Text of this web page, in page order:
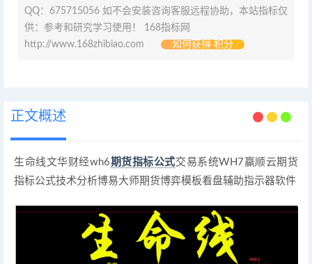
QQ：675715056 如不会安装咨询客服远程协助，本站指标仅
供：参考和研究学习使用！ 168指标网
http://www.168zhibiao.com
如何获得 积分
正文概述
生命线文华财经wh6期货指标公式交易系统WH7赢顺云期货
指标公式技术分析博易大师期货博弈模板看盘辅助指示器软件